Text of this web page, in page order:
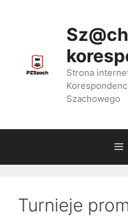
Strona
Szachowego
Turnieje